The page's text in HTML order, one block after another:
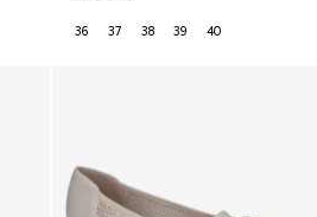
36 37 38 39 40